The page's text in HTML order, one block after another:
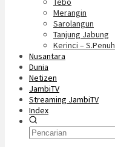
Merangin
Sarolangun
Tanjung Jabung
Kerinci – S.Penuh
Nusantara
Dunia
Netizen
JambiTV
Streaming JambiTV
Index